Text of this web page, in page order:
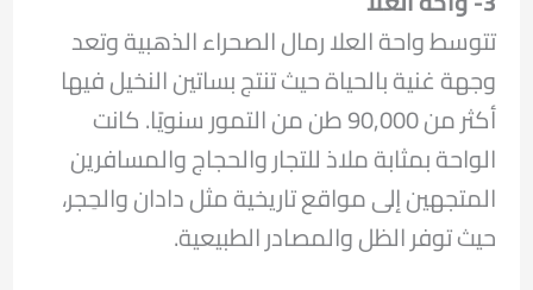
تتوسط واحة العلا رمال الصحراء الذهبية وتعد
وجهة غنية بالحياة حيث تنتج بساتين النخيل فيها
أكثر من 90,000 طن من التمور سنويًا. كانت
الواحة بمثابة ملاذ للتجار والحجاج والمسافرين
المتجهين إلى مواقع تاريخية مثل دادان والحِجر،
حيث توفر الظل والمصادر الطبيعية.